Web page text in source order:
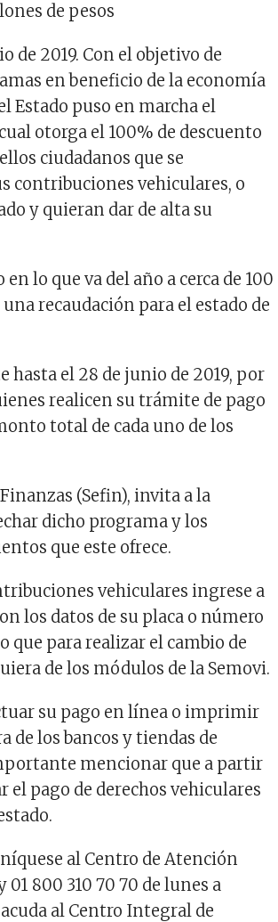
de pesos
de 2019. Con el objetivo de
en beneficio de la economía
Estado puso en marcha el
otorga el 100% de descuento
ciudadanos que se
contribuciones vehiculares, o
y quieran dar de alta su
lo que va del año a cerca de 100
recaudación para el estado de
hasta el 28 de junio de 2019, por
realicen su trámite de pago
total de cada uno de los
(Sefin), invita a la
dicho programa y los
que este ofrece.
vehiculares ingrese a
los datos de su placa o número
que para realizar el cambio de
de los módulos de la Semovi.
su pago en línea o imprimir
de los bancos y tiendas de
mencionar que a partir
el pago de derechos vehiculares
al Centro de Atención
01 800 310 70 70 de lunes a
al Centro Integral de